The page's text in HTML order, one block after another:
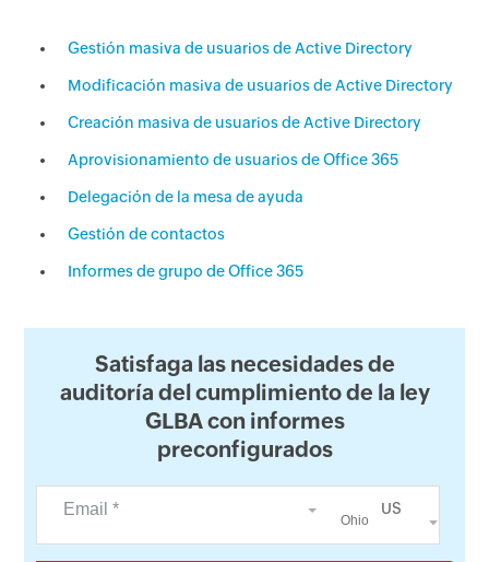
Gestión masiva de usuarios de Active Directory
Modificación masiva de usuarios de Active Directory
Creación masiva de usuarios de Active Directory
Aprovisionamiento de usuarios de Office 365
Delegación de la mesa de ayuda
Gestión de contactos
Informes de grupo de Office 365
Satisfaga las necesidades de
auditoría del cumplimiento de la ley
GLBA con informes
preconfigurados
US